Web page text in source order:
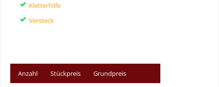
Kletterhilfe
Versteck
Anzahl Stückpreis Grundpreis